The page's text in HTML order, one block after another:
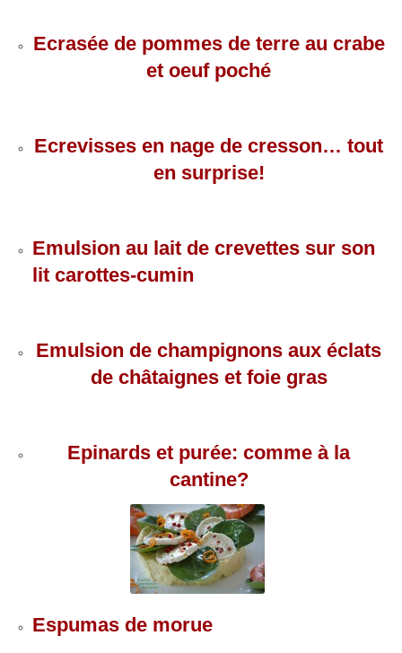
Ecrasée de pommes de terre au crabe
et oeuf poché
Ecrevisses en nage de cresson… tout
en surprise!
Emulsion au lait de crevettes sur son
lit carottes-cumin
Emulsion de champignons aux éclats
de châtaignes et foie gras
Epinards et purée: comme à la
cantine?
Espumas de morue